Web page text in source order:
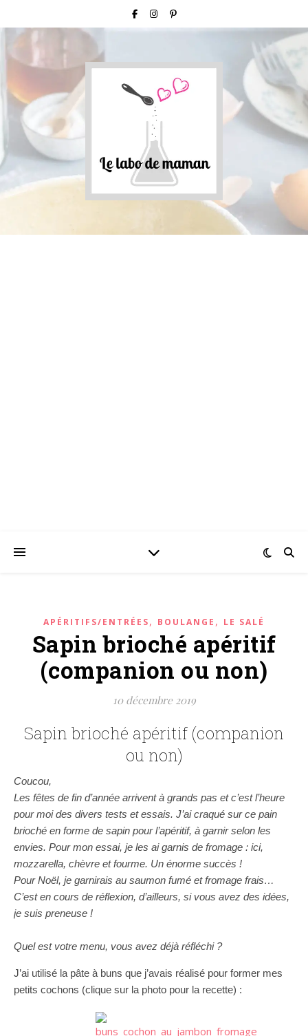
APÉRITIFS/ENTRÉES, BOULANGE , LE SALÉ
Sapin brioché apéritif
(companion ou non)
10 décembre 2019
Sapin brioché apéritif (companion
ou non)
Coucou,
Les fêtes de fin d’année arrivent à grands pas et c’est l’heure
pour moi des divers tests et essais. J’ai craqué sur ce pain
brioché en forme de sapin pour l’apéritif, à garnir selon les
envies. Pour mon essai, je les ai garnis de fromage : ici,
mozzarella, chèvre et fourme. Un énorme succès !
Pour Noël, je garnirais au saumon fumé et fromage frais…
C’est en cours de réflexion, d’ailleurs, si vous avez des idées,
je suis preneuse !
Quel est votre menu, vous avez déjà réfléchi ?
J’ai utilisé la pâte à buns que j’avais réalisé pour former mes
petits cochons (clique sur la photo pour la recette) :